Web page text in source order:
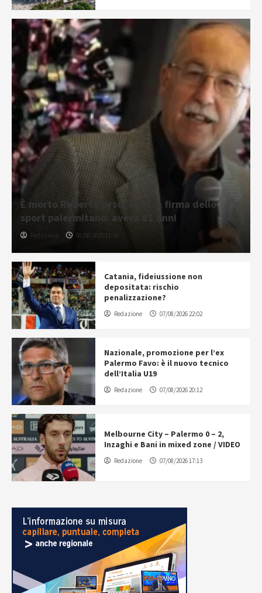
È morto Roberto Urso, storica firma dello
sport palermitano: aveva 81 anni
Redazione 08/08/2026 11:36
Catania, fideiussione non
depositata: rischio
penalizzazione?
Redazione 07/08/2026 22:02
Nazionale, promozione per l’ex
Palermo Favo: è il nuovo tecnico
dell’Italia U19
Redazione 07/08/2026 20:12
Melbourne City – Palermo 0 – 2,
Inzaghi e Bani in mixed zone / VIDEO
Redazione 07/08/2026 17:13